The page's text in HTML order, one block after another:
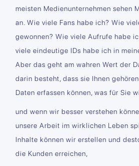
meisten Medienunternehmen sehen
an. Wie viele Fans habe ich? Wie
gewonnen? Wie viele Aufrufe habe
viele eindeutige IDs habe ich in
Aber das geht am wahren Wert der
darin besteht, dass sie Ihnen
Daten erfassen können, was für Sie
und wenn wir besser verstehen
unsere Arbeit im wirklichen Leben
Inhalte können wir erstellen und
die Kunden erreichen,